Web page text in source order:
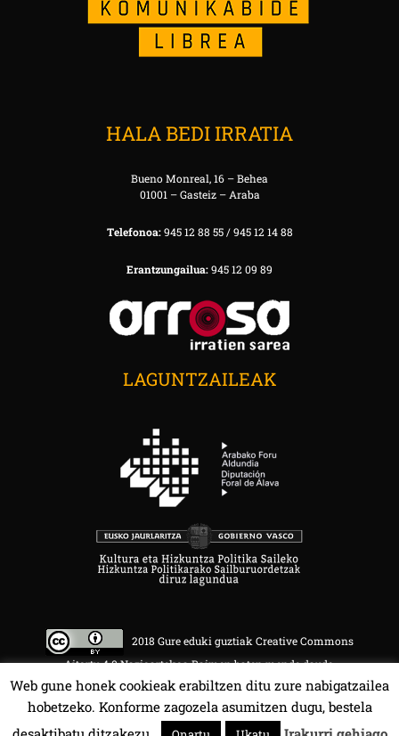
HALA BEDI IRRATIA
Bueno Monreal, 16 – Behea
01001 – Gasteiz – Araba
Telefonoa:945 12 88 55 / 945 12 14 88
Erantzungailua:945 12 09 89
LAGUNTZAILEAK
2018 Gure eduki guztiak Creative Commons
Aitortu 4.0 Nazioartekoa Baimen baten mende daude.
Web gune honek cookieak erabiltzen ditu zure nabigatzailea
hobetzeko. Konforme zagozela asumitzen dugu, bestela